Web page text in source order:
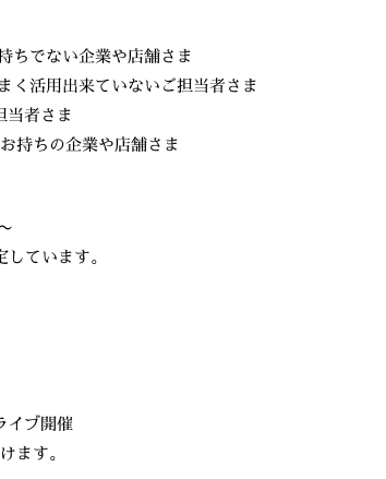
ちでない企業や店舗さま
く活用出来ていないご担当者さま
当者さま
持ちの企業や店舗さま
ています。
イブ開催
ます。